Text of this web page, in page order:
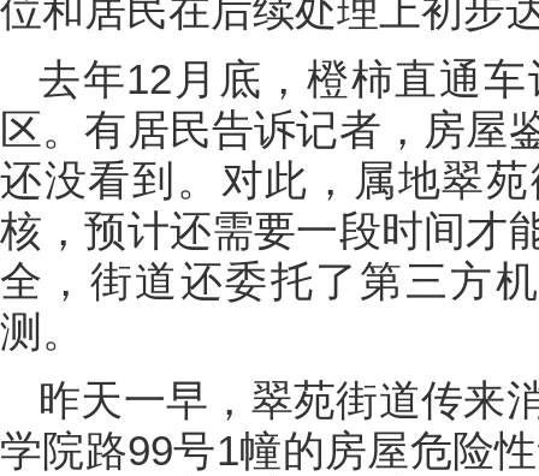
位和居民在后续处理上初步
去年12月底，橙柿直通
区。有居民告诉记者，房屋
还没看到。对此，属地翠
核，预计还需要一段时间才
全，街道还委托了第三方
测。
昨天一早，翠苑街道传来
学院路99号1幢的房屋危险